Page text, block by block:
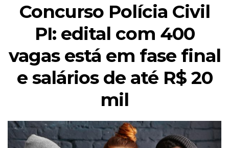
Concurso Polícia Civil
PI: edital com 400
vagas está em fase final
e salários de até R$ 20
mil